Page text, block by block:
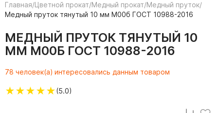
Главная/Цветной прокат/Медный прокат/Медный пруток/
Медный пруток тянутый 10 мм М00б ГОСТ 10988-2016
МЕДНЫЙ ПРУТОК ТЯНУТЫЙ 10
ММ М00Б ГОСТ 10988-2016
78 человек(а) интересовались данным товаром
★★★★★(5.0)